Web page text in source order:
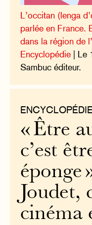
L’occitan (lenga
parlée en France.
dans la région de
Encyclopédie | Le
Sambuc éditeur.
ENCYCLOPÉDIE
« Être
c’est
éponge
Joudet,
cinéma